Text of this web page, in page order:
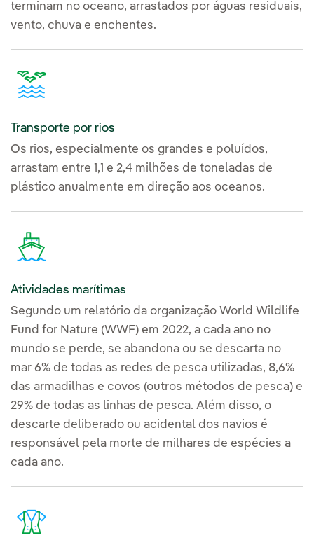
terminam no oceano, arrastados por águas residuais,
vento, chuva e enchentes.
Transporte por rios
Os rios, especialmente os grandes e poluídos,
arrastam entre 1,1 e 2,4 milhões de toneladas de
plástico anualmente em direção aos oceanos.
Atividades marítimas
Segundo um relatório da organização World Wildlife
Fund for Nature (WWF) em 2022, a cada ano no
mundo se perde, se abandona ou se descarta no
mar 6% de todas as redes de pesca utilizadas, 8,6%
das armadilhas e covos (outros métodos de pesca) e
29% de todas as linhas de pesca. Além disso, o
descarte deliberado ou acidental dos navios é
responsável pela morte de milhares de espécies a
cada ano.